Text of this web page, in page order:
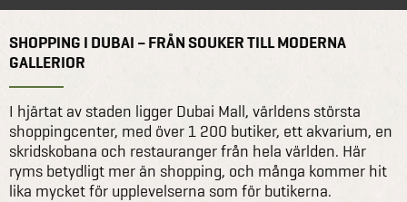
SHOPPING I DUBAI – FRÅN SOUKER TILL MODERNA
GALLERIOR
I hjärtat av staden ligger Dubai Mall, världens största
shoppingcenter, med över 1 200 butiker, ett akvarium, en
skridskobana och restauranger från hela världen. Här
ryms betydligt mer än shopping, och många kommer hit
lika mycket för upplevelserna som för butikerna.